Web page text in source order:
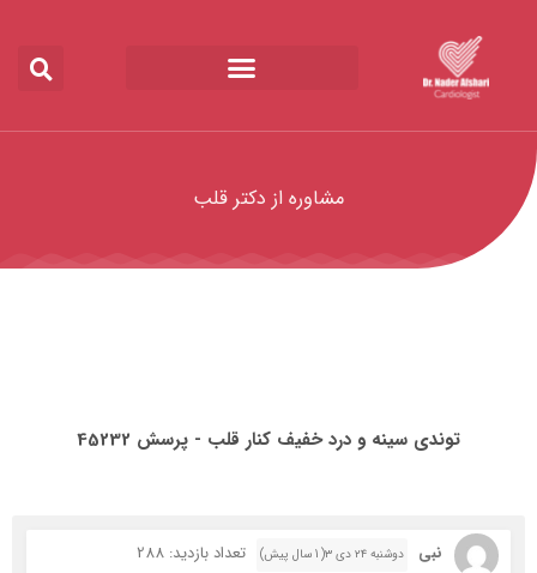
مشاوره از دکتر قلب
توندی سینه و درد خفیف کنار قلب - پرسش 45232
نبی دوشنبه ۲۴ دی ۳( 1 سال پیش)
تعداد بازدید: 288